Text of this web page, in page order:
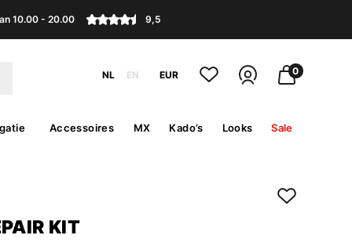
10.00 - 20.00 9,5
NL EN EUR 0
Accessoires MX Kado’s Looks Sale
KIT